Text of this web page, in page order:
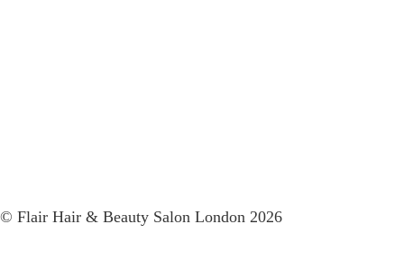
© Flair Hair & Beauty Salon London 2026